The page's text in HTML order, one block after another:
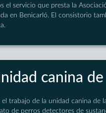
el servicio que presta la
en Benicarló. El consistorio
canina de
trabajo de la unidad canina de la
de perros detectores de